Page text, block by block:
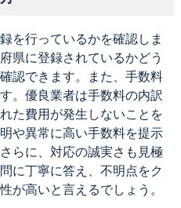
を行っているかを確認しま
県に登録されているかどう
認できます。また、手数料
。優良業者は手数料の内訳
た費用が発生しないことを
や異常に高い手数料を提示
らに、対応の誠実さも見極
に丁寧に答え、不明点をク
が高いと言えるでしょう。